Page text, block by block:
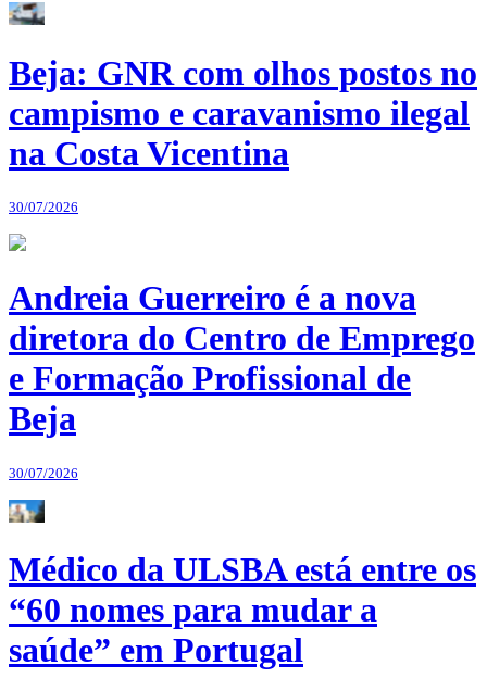
Beja: GNR com olhos postos no
campismo e caravanismo ilegal
na Costa Vicentina
30/07/2026
Andreia Guerreiro é a nova
diretora do Centro de Emprego
e Formação Profissional de
Beja
30/07/2026
Médico da ULSBA está entre os
“60 nomes para mudar a
saúde” em Portugal